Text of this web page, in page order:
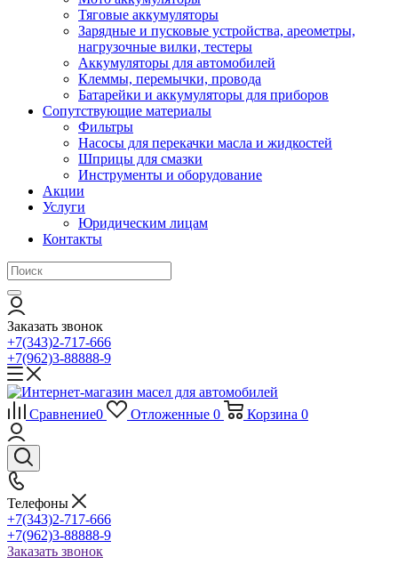
Тяговые аккумуляторы
Зарядные и пусковые устройства, ареометры,
нагрузочные вилки, тестеры
Аккумуляторы для автомобилей
Клеммы, перемычки, провода
Батарейки и аккумуляторы для приборов
Сопутствующие материалы
Фильтры
Насосы для перекачки масла и жидкостей
Шприцы для смазки
Инструменты и оборудование
Акции
Услуги
Юридическим лицам
Контакты
Заказать звонок
+7(343)2-717-666
+7(962)3-88888-9
Сравнение0 Отложенные 0 Корзина 0
Телефоны
+7(343)2-717-666
+7(962)3-88888-9
Заказать звонок